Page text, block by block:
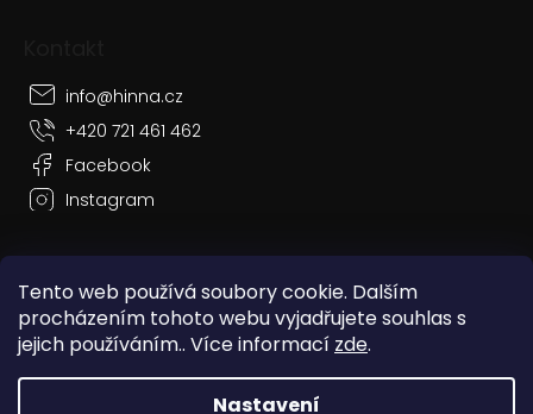
Tento web používá soubory cookie. Dalším
procházením tohoto webu vyjadřujete souhlas s
jejich používáním.. Více informací zde.
Nastavení
info@hinna.cz
+420 721 461 462
Facebook
Instagram
Vytvořil Shoptet
. Všechna práva vyhrazena.